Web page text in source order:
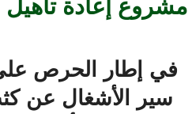
إعادة تأهيل
إطار الحرص على
سير الأشغال عن